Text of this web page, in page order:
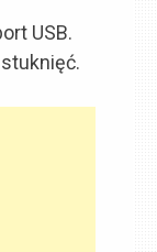
USB.